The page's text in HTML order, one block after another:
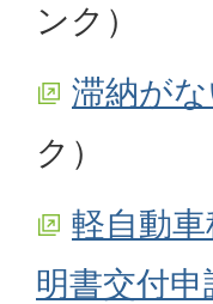
ンク）
滞納が
ク）
軽自動
明書交付申